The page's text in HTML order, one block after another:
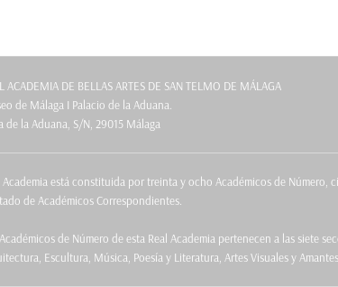
ACADEMIA DE BELLAS ARTES DE SAN TELMO DE MÁLAGA
de Málaga I Palacio de la Aduana.
de la Aduana, S/N, 29015 Málaga
Academia está constituida por treinta y ocho Académicos de Número,
de Académicos Correspondientes.
de Número de esta Real Academia pertenecen a las siete
Escultura, Música, Poesía y Literatura, Artes Visuales y